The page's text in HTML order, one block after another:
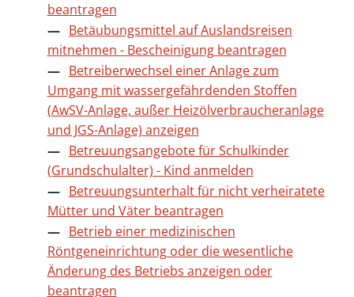
beantragen
Betäubungsmittel auf Auslandsreisen
mitnehmen - Bescheinigung beantragen
Betreiberwechsel einer Anlage zum
Umgang mit wassergefährdenden Stoffen
(AwSV-Anlage, außer Heizölverbraucheranlage
und JGS-Anlage) anzeigen
Betreuungsangebote für Schulkinder
(Grundschulalter) - Kind anmelden
Betreuungsunterhalt für nicht verheiratete
Mütter und Väter beantragen
Betrieb einer medizinischen
Röntgeneinrichtung oder die wesentliche
Änderung des Betriebs anzeigen oder
beantragen